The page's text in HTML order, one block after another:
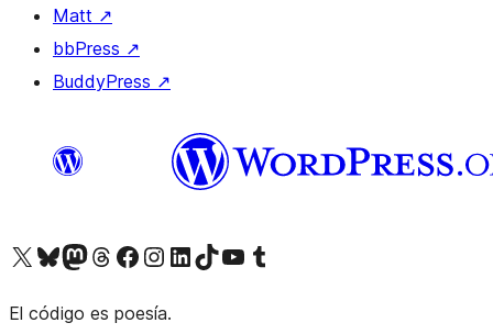
Matt ↗
bbPress ↗
BuddyPress ↗
Visita nuestra cuenta de X (anteriormente Twitter)
Visita nuestra cuenta de Bluesky
Visita nuestra cuenta de Mastodon
Visita nuestra cuenta de Threads
Visita nuestra página de Facebook
Visita nuestra cuenta de Instagram
Visita nuestra cuenta de LinkedIn
Visita nuestra cuenta de TikTok
Visita nuestro canal de YouTube
Visita nuestra cuenta de Tumblr
El código es poesía.